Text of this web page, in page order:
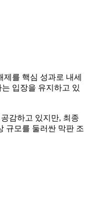
를 핵심 성과로 내세
입장을 유지하고 있
감하고 있지만, 최종
규모를 둘러싼 막판 조